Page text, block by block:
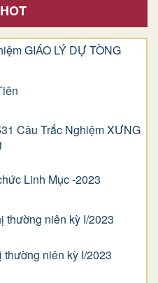
GIÁO LÝ DỰ TÒNG
Câu Trắc Nghiệm XƯNG
Linh Mục -2023
thường niên kỳ I/2023
niên kỳ I/2023